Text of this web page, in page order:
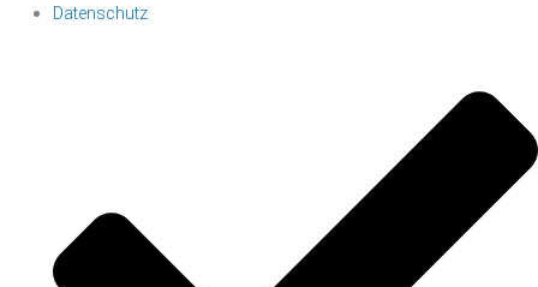
Datenschutz